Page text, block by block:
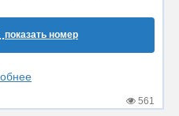
показать номер
561